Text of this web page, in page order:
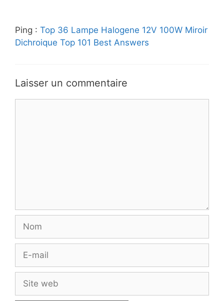
Ping : Top 36 Lampe Halogene 12V 100W Miroir
Dichroique Top 101 Best Answers
Laisser un commentaire
Nom
Site
web